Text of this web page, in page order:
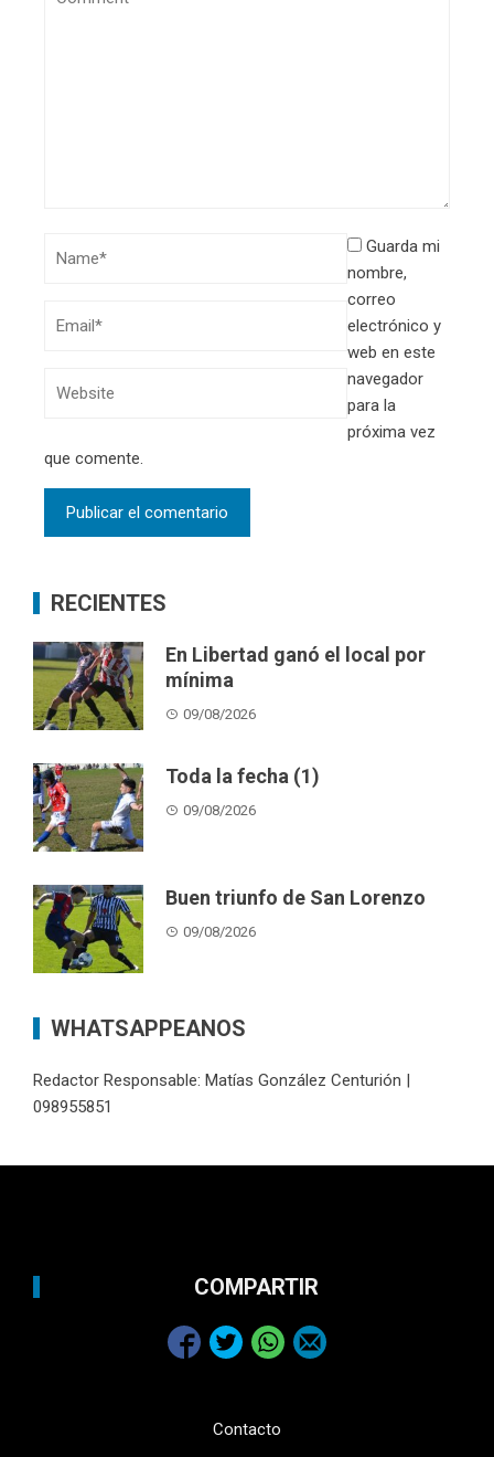
Guarda mi
nombre,
correo
electrónico y
web en este
navegador
para la
próxima vez
que comente.
RECIENTES
En Libertad ganó el local por
mínima
09/08/2026
Toda la fecha (1)
09/08/2026
Buen triunfo de San Lorenzo
09/08/2026
WHATSAPPEANOS
Redactor Responsable: Matías González Centurión |
098955851
COMPARTIR
Contacto